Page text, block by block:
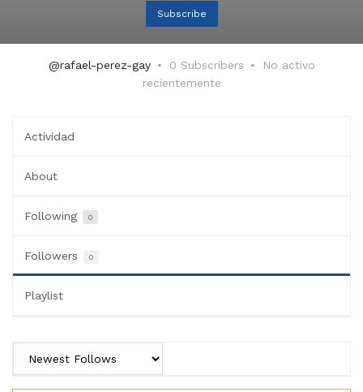
Subscribe
@rafael-perez-gay 0 Subscribers
No activo
recientemente
Actividad
About
Following 0
Followers 0
Playlist